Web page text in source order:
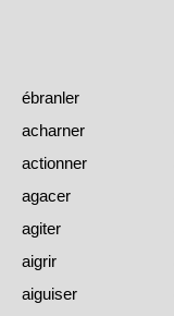
ébranler
acharner
actionner
agacer
agiter
aigrir
aiguiser